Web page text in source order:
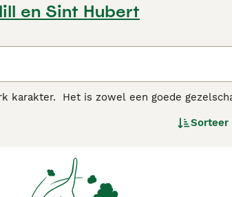
en Sint Hubert
karakter. Het is zowel een goede
genoemd.
Sorteer